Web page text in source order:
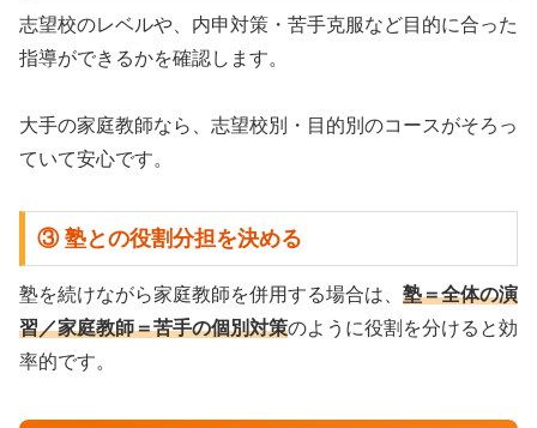
志望校のレベルや、内申対策・苦手克服など目的に合った
指導ができるかを確認します。
大手の家庭教師なら、志望校別・目的別のコースがそろっ
ていて安心です。
③ 塾との役割分担を決める
塾を続けながら家庭教師を併用する場合は、 塾＝全体の演
習／家庭教師＝苦手の個別対策のように役割を分けると効
率的です。